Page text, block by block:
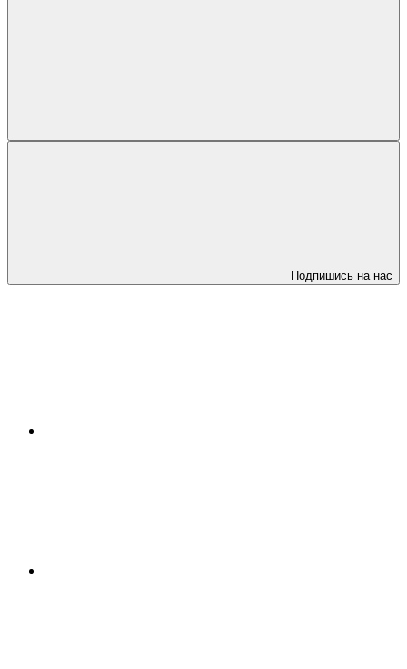
Подпишись на нас